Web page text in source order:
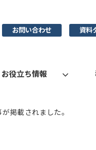
お問い合わせ 資料
お役立ち情報
掲載されました。